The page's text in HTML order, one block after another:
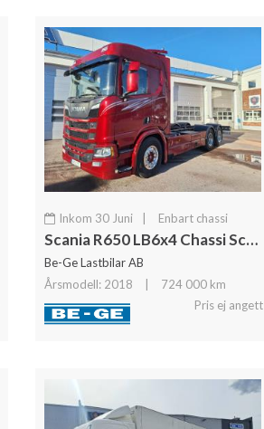
Inkom 30 Juni Enbart chassi
Scania R650 LB6x4 Chassi Scania Chassi
Be-Ge Lastbilar AB
Årsmodell: 2018
724 000 km
Pris ej angett